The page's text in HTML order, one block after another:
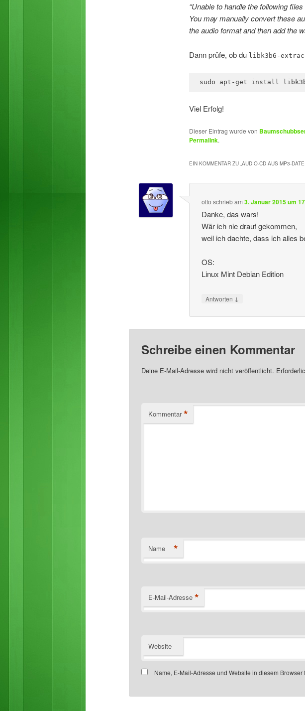
“Unable to handle the following
You may manually convert these
the audio format and then add the
Dann prüfe, ob du libk3b6-
sudo apt-get install
Viel Erfolg!
Dieser Eintrag wurde von
Permalink.
EIN KOMMENTAR ZU „ AUDIO-CD AUS MP3-
otto schriebam3. Januar 2015 um
Danke, das wars!
Wär ich nie drauf gekommen,
weil ich dachte, dass ich alles
OS:
Linux Mint Debian Edition
Antworten ↓
Schreibe einen Kommentar
Deine E-Mail-Adresse wird nicht veröffentlicht.
Kommentar *
Name *
E-Mail-Adresse *
Website
Name, E-Mail-Adresse und Website in diesem